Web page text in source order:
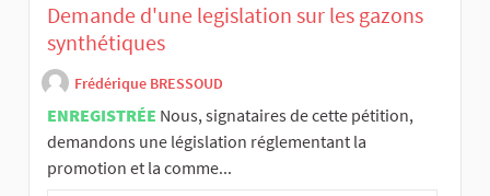
Demande d'une legislation sur les gazons
synthétiques
Frédérique BRESSOUD
ENREGISTRÉE Nous, signataires de cette pétition,
demandons une législation réglementant la
promotion et la comme...